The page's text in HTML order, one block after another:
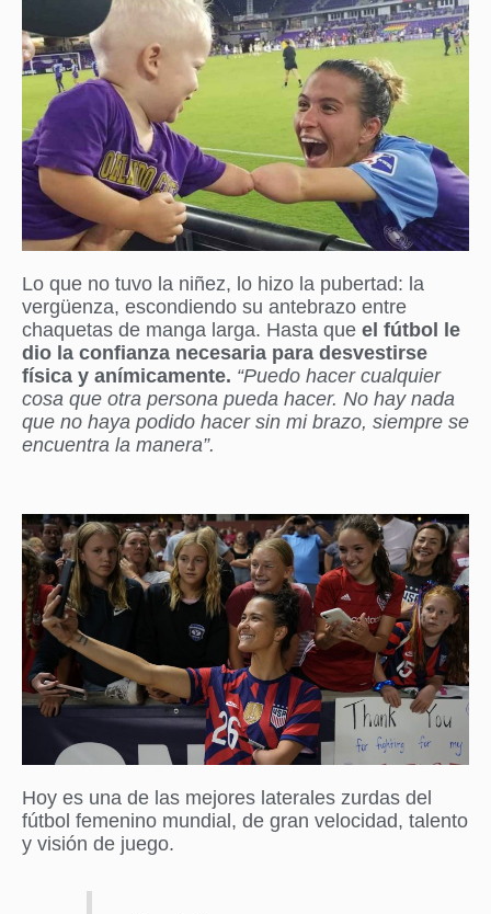
Lo que no tuvo la niñez, lo hizo la pubertad: la
vergüenza, escondiendo su antebrazo entre
chaquetas de manga larga. Hasta que el fútbol le
dio la confianza necesaria para desvestirse
física y anímicamente. “Puedo hacer cualquier
cosa que otra persona pueda hacer. No hay nada
que no haya podido hacer sin mi brazo, siempre se
encuentra la manera”.
Hoy es una de las mejores laterales zurdas del
fútbol femenino mundial, de gran velocidad, talento
y visión de juego.